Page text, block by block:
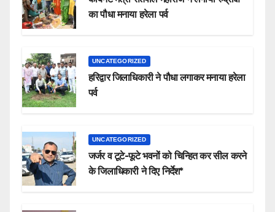
का पौधा मनाया हरेला पर्व
UNCATEGORIZED
हरिद्वार जिलाधिकारी ने पौधा लगाकर मनाया हरेला
पर्व
UNCATEGORIZED
जर्जर व टूटे-फूटे भवनों को चिन्हित कर सील करने
के जिलाधिकारी ने दिए निर्देश*